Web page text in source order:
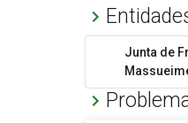
Junta de